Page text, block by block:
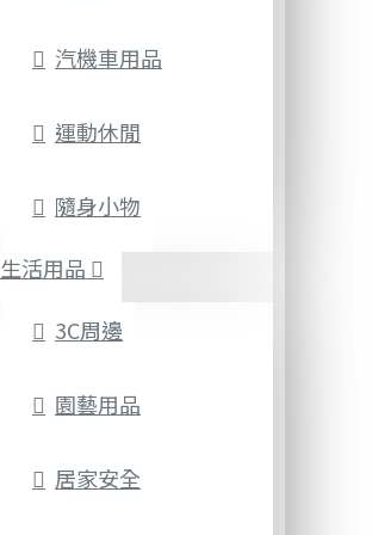
汽機車用品
運動休閒
隨身小物
生活用品
3C周邊
園藝用品
居家安全